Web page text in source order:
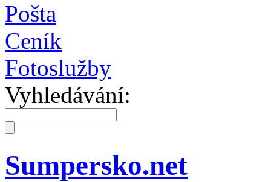
Pošta
Ceník
Fotoslužby
Vyhledávání:
Sumpersko.net